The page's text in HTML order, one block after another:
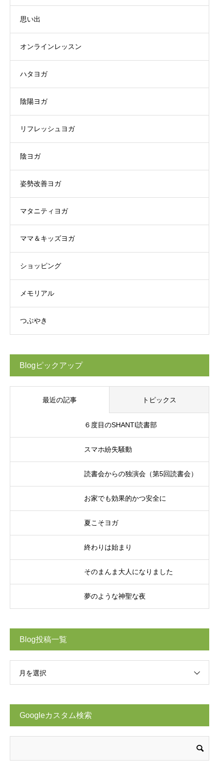
思い出
オンラインレッスン
ハタヨガ
陰陽ヨガ
リフレッシュヨガ
陰ヨガ
姿勢改善ヨガ
マタニティヨガ
ママ＆キッズヨガ
ショッピング
メモリアル
つぶやき
Blogピックアップ
最近の記事 トピックス
６度目のSHANTI読書部
スマホ紛失騒動
読書会からの独演会（第5回読書会）
お家でも効果的かつ安全に
夏こそヨガ
終わりは始まり
そのまんま大人になりました
夢のような神聖な夜
Blog投稿一覧
月を選択
Googleカスタム検索